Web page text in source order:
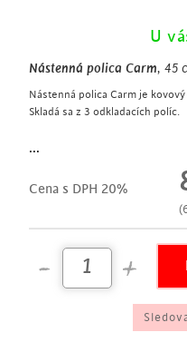
U
Nástenná polica Carm, 45
Nástenná polica Carm je
Skladá sa z 3 odkladacích políc.
v antickom bielom laku
3 odkladacie police na
...
Cena s DPH 20%
(